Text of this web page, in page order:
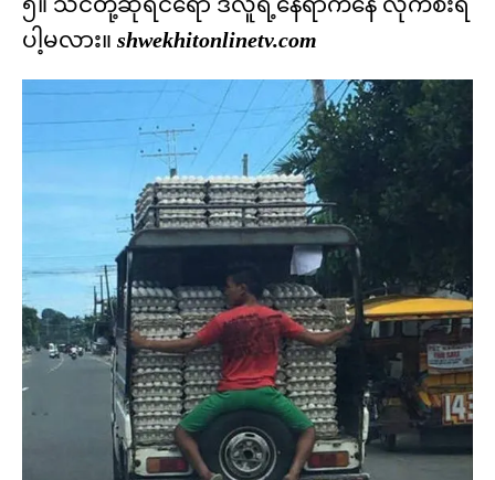
ပါ့မလား။ shwekhitonlinetv.com